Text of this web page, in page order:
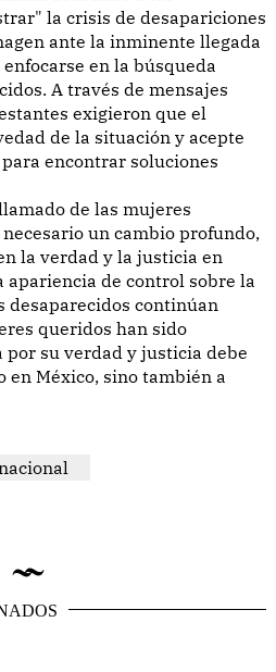
la crisis de desapariciones
ante la inminente llegada
en la búsqueda
A través de mensajes
exigieron que el
de la situación y acepte
encontrar soluciones
de las mujeres
un cambio profundo,
la verdad y la justicia en
apariencia de control sobre la
desaparecidos continúan
queridos han sido
por su verdad y justicia debe
en México, sino también a